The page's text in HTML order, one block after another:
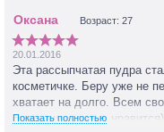
Возраст: 27
20.01.2016
Эта рассыпчатая пудра
косметичке. Беру уже не
хватает на долго. Всем
брать еще, очень нравится)
Показать полностью